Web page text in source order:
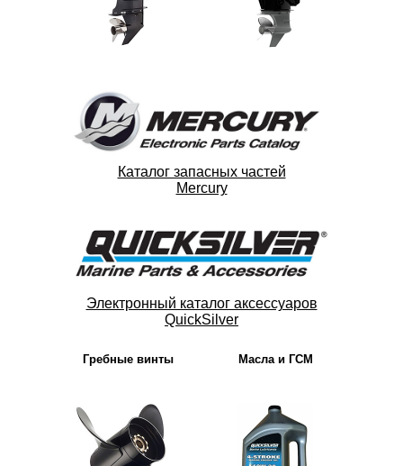
Каталог запасных частей
Mercury
Электронный каталог аксессуаров
QuickSilver
Гребные винты Масла и ГСМ